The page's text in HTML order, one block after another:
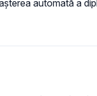
automată a